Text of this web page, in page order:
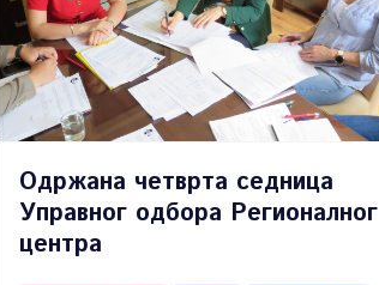
Одржана четврта седница
Управног одбора Регионалног
центра